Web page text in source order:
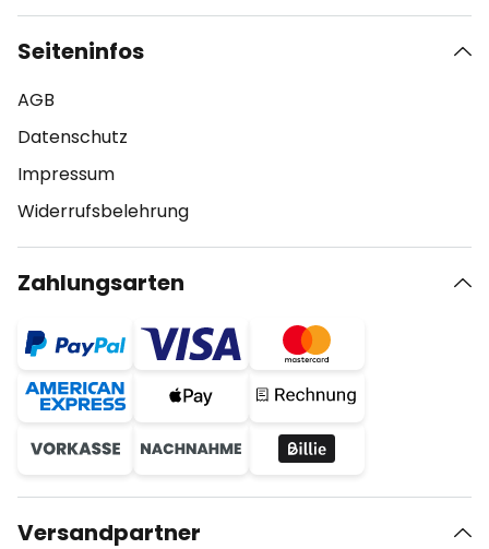
Seiteninfos
AGB
Datenschutz
Impressum
Widerrufsbelehrung
Zahlungsarten
Versandpartner